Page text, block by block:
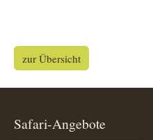
zur Übersicht
Safari-Angebote